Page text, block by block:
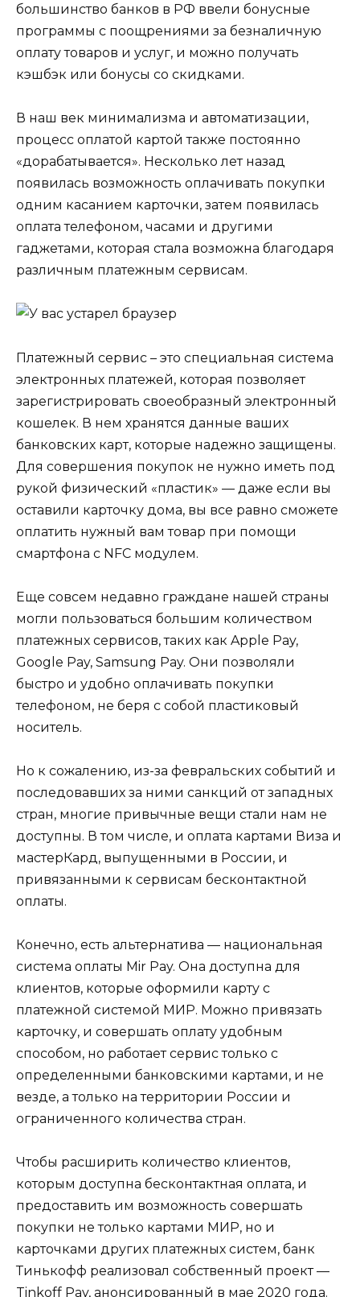
большинство банков в РФ ввели бонусные
программы с поощрениями за безналичную
оплату товаров и услуг, и можно получать
кэшбэк или бонусы со скидками.
В наш век минимализма и автоматизации,
процесс оплатой картой также постоянно
«дорабатывается». Несколько лет назад
появилась возможность оплачивать покупки
одним касанием карточки, затем появилась
оплата телефоном, часами и другими
гаджетами, которая стала возможна благодаря
различным платежным сервисам.
Платежный сервис – это специальная система
электронных платежей, которая позволяет
зарегистрировать своеобразный электронный
кошелек. В нем хранятся данные ваших
банковских карт, которые надежно защищены.
Для совершения покупок не нужно иметь под
рукой физический «пластик» — даже если вы
оставили карточку дома, вы все равно сможете
оплатить нужный вам товар при помощи
смартфона с NFC модулем.
Еще совсем недавно граждане нашей страны
могли пользоваться большим количеством
платежных сервисов, таких как Apple Pay,
Google Pay, Samsung Pay. Они позволяли
быстро и удобно оплачивать покупки
телефоном, не беря с собой пластиковый
носитель.
Но к сожалению, из-за февральских событий и
последовавших за ними санкций от западных
стран, многие привычные вещи стали нам не
доступны. В том числе, и оплата картами Виза и
мастерКард, выпущенными в России, и
привязанными к сервисам бесконтактной
оплаты.
Конечно, есть альтернатива — национальная
система оплаты Mir Pay. Она доступна для
клиентов, которые оформили карту с
платежной системой МИР. Можно привязать
карточку, и совершать оплату удобным
способом, но работает сервис только с
определенными банковскими картами, и не
везде, а только на территории России и
ограниченного количества стран.
Чтобы расширить количество клиентов,
которым доступна бесконтактная оплата, и
предоставить им возможность совершать
покупки не только картами МИР, но и
карточками других платежных систем, банк
Тинькофф реализовал собственный проект —
Tinkoff Pay, анонсированный в мае 2020 года.